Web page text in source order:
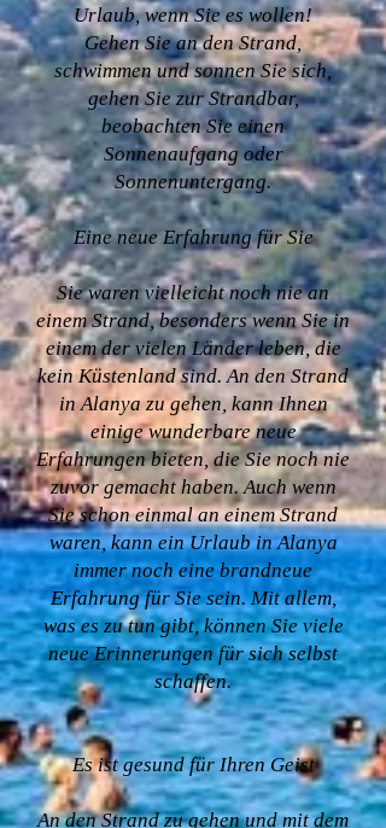
Urlaub, wenn Sie es wollen!
Gehen Sie an den Strand,
schwimmen und sonnen Sie sich,
gehen Sie zur Strandbar,
beobachten Sie einen
Sonnenaufgang oder
Sonnenuntergang.
Eine neue Erfahrung für Sie
Sie waren vielleicht noch nie an
einem Strand, besonders wenn Sie in
einem der vielen Länder leben, die
kein Küstenland sind. An den Strand
in Alanya zu gehen, kann Ihnen
einige wunderbare neue
Erfahrungen bieten, die Sie noch nie
zuvor gemacht haben. Auch wenn
Sie schon einmal an einem Strand
waren, kann ein Urlaub in Alanya
immer noch eine brandneue
Erfahrung für Sie sein. Mit allem,
was es zu tun gibt, können Sie viele
neue Erinnerungen für sich selbst
schaffen.
Es ist gesund für Ihren Geist
An den Strand zu gehen und mit dem